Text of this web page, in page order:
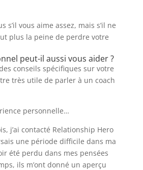
s’il vous aime assez, mais s’il ne
plus la peine de perdre votre
peut-il aussi vous aider ?
conseils spécifiques sur votre
très utile de parler à un coach
personnelle…
j’ai contacté Relationship Hero
une période difficile dans ma
été perdu dans mes pensées
ils m’ont donné un aperçu